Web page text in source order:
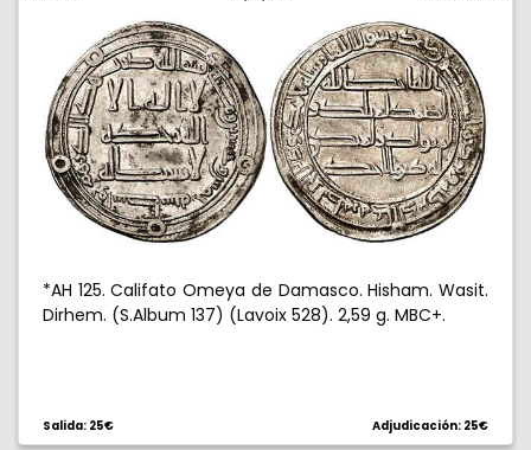
*AH 125. Califato Omeya de Damasco. Hisham. Wasit.
Dirhem. (S.Album 137) (Lavoix 528). 2,59 g. MBC+.
Salida: 25€ Adjudicación: 25€